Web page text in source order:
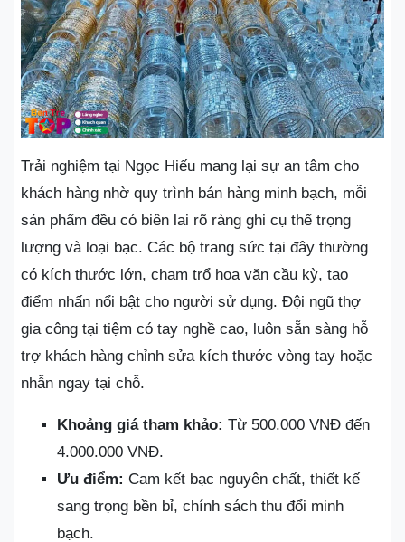
Trải nghiệm tại Ngọc Hiếu mang lại sự an tâm cho
khách hàng nhờ quy trình bán hàng minh bạch, mỗi
sản phẩm đều có biên lai rõ ràng ghi cụ thể trọng
lượng và loại bạc. Các bộ trang sức tại đây thường
có kích thước lớn, chạm trổ hoa văn cầu kỳ, tạo
điểm nhấn nổi bật cho người sử dụng. Đội ngũ thợ
gia công tại tiệm có tay nghề cao, luôn sẵn sàng hỗ
trợ khách hàng chỉnh sửa kích thước vòng tay hoặc
nhẫn ngay tại chỗ.
Khoảng giá tham khảo: Từ 500.000 VNĐ đến
4.000.000 VNĐ.
Ưu điểm: Cam kết bạc nguyên chất, thiết kế
sang trọng bền bỉ, chính sách thu đổi minh
bạch.